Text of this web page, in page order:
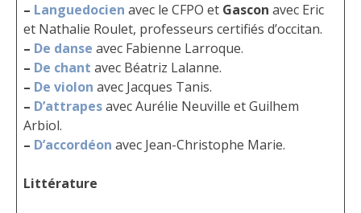
– Languedocien avec le CFPO et Gascon avec Eric
et Nathalie Roulet, professeurs certifiés d’occitan.
– De danse avec Fabienne Larroque.
– De chant avec Béatriz Lalanne.
– De violon avec Jacques Tanis.
– D’attrapesavec Aurélie Neuville et Guilhem
Arbiol.
– D’accordéon avec Jean-Christophe Marie.
Littérature